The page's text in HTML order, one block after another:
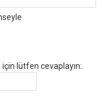
lütfen cevaplayın:.